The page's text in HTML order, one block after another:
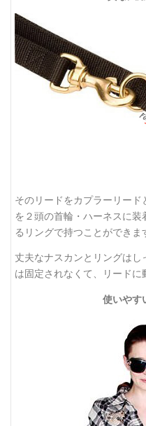
そのリードをカプラーリー
を２頭の首輪・ハーネスに
るリングで持つことができま
丈夫なナスカンとリングは
は固定されなくて、リードに
使いやす